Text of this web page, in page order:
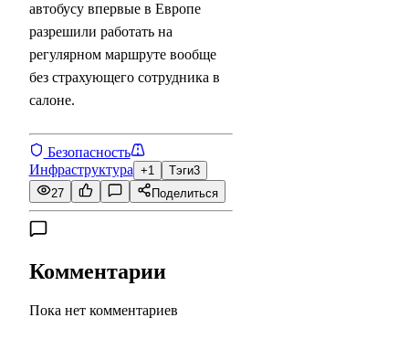
автобусу впервые в Европе
разрешили работать на
регулярном маршруте вообще
без страхующего сотрудника в
салоне.
Безопасность
Инфраструктура +1 Тэги3
27
Поделиться
Комментарии
Пока нет комментариев